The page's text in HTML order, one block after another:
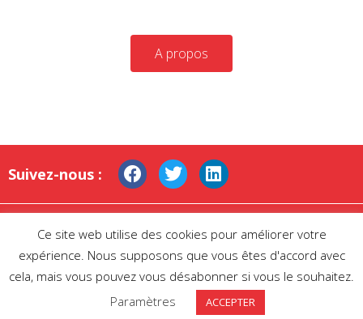
A propos
Suivez-nous :
personnelles |Contactez-nous
Ce site web utilise des cookies pour améliorer votre
expérience. Nous supposons que vous êtes d'accord avec
cela, mais vous pouvez vous désabonner si vous le souhaitez.
Paramètres
ACCEPTER